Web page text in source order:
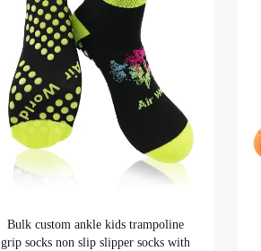
Bulk custom ankle kids trampoline
grip socks non slip slipper socks with